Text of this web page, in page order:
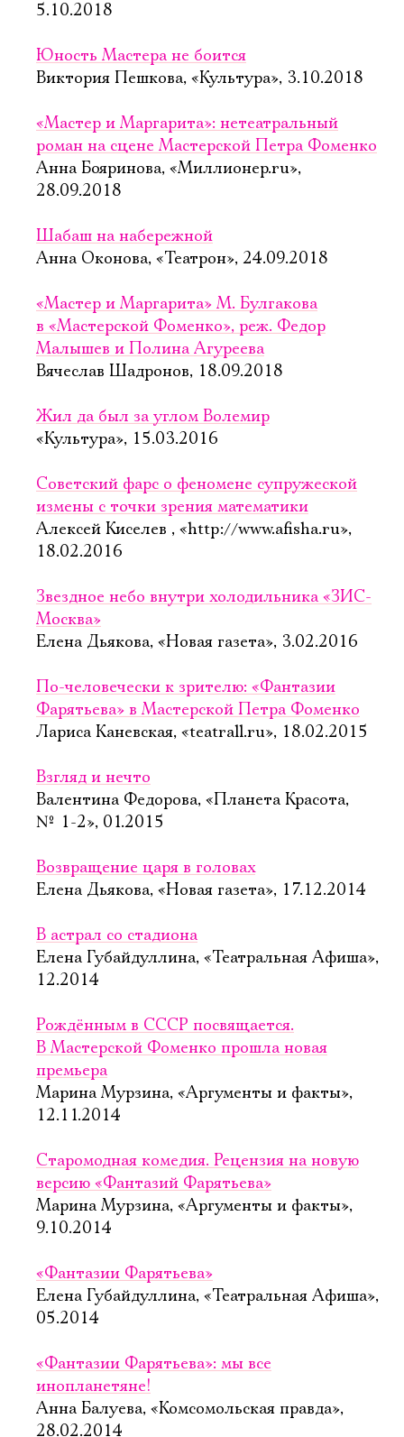
5.10.2018
Юность Мастера не боится
Виктория Пешкова, «Культура», 3.10.2018
«Мастер и Маргарита»: нетеатральный
роман на сцене Мастерской Петра Фоменко
Анна Бояринова, «Миллионер.ru»,
28.09.2018
Шабаш на набережной
Анна Оконова, «Театрон», 24.09.2018
«Мастер и Маргарита» М. Булгакова
в «Мастерской Фоменко», реж. Федор
Малышев и Полина Агуреева
Вячеслав Шадронов, 18.09.2018
Жил да был за углом Волемир
«Культура», 15.03.2016
Советский фарс о феномене супружеской
измены с точки зрения математики
Алексей Киселев , «http://www.afisha.ru»,
18.02.2016
Звездное небо внутри холодильника «ЗИС-
Москва»
Елена Дьякова, «Новая газета», 3.02.2016
По-человечески к зрителю: «Фантазии
Фарятьева» в Мастерской Петра Фоменко
Лариса Каневская, «teatrall.ru», 18.02.2015
Взгляд и нечто
Валентина Федорова, «Планета Красота,
№ 1-2», 01.2015
Возвращение царя в головах
Елена Дьякова, «Новая газета», 17.12.2014
В астрал со стадиона
Елена Губайдуллина, «Театральная Афиша»,
12.2014
Рождённым в СССР посвящается.
В Мастерской Фоменко прошла новая
премьера
Марина Мурзина, «Аргументы и факты»,
12.11.2014
Старомодная комедия. Рецензия на новую
версию «Фантазий Фарятьева»
Марина Мурзина, «Аргументы и факты»,
9.10.2014
«Фантазии Фарятьева»
Елена Губайдуллина, «Театральная Афиша»,
05.2014
«Фантазии Фарятьева»: мы все
инопланетяне!
Анна Балуева, «Комсомольская правда»,
28.02.2014